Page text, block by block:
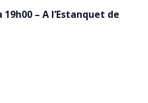
– A l’Estanquet de